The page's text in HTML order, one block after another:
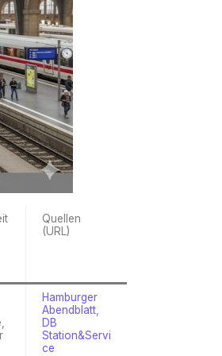
Quellen
(URL)
Hamburger
Abendblatt
DB
Station&Servi
ce